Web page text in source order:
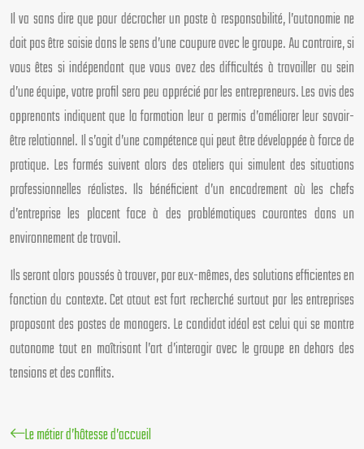
Il va sans dire que pour décrocher un poste à responsabilité, l’autonomie ne
doit pas être saisie dans le sens d’une coupure avec le groupe. Au contraire, si
vous êtes si indépendant que vous avez des difficultés à travailler au sein
d’une équipe, votre profil sera peu apprécié par les entrepreneurs. Les avis des
apprenants indiquent que la formation leur a permis d’améliorer leur savoir-
être relationnel. Il s’agit d’une compétence qui peut être développée à force de
pratique. Les formés suivent alors des ateliers qui simulent des situations
professionnelles réalistes. Ils bénéficient d’un encadrement où les chefs
d’entreprise les placent face à des problématiques courantes dans un
environnement de travail.
Ils seront alors poussés à trouver, par eux-mêmes, des solutions efficientes en
fonction du contexte. Cet atout est fort recherché surtout par les entreprises
proposant des postes de managers. Le candidat idéal est celui qui se montre
autonome tout en maîtrisant l’art d’interagir avec le groupe en dehors des
tensions et des conflits.
Le métier d’hôtesse d’accueil